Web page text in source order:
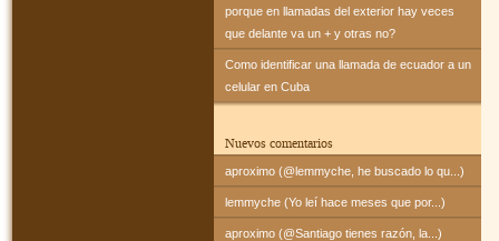
porque en llamadas del exterior hay veces
que delante va un + y otras no?
Como identificar una llamada de ecuador a un
celular en Cuba
Nuevos comentarios
aproximo (@lemmyche, he buscado lo qu...)
lemmyche (Yo leí hace meses que por...)
aproximo (@Santiago tienes razón, la...)